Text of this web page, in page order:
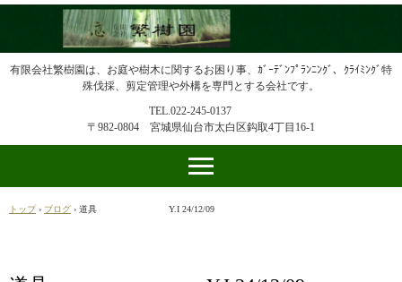
有限会社繁樹園は、お庭や樹木に関するお困り事、ｶﾞｰﾃﾞﾝﾌﾟﾗﾝﾆﾝｸﾞ、ｸﾗｲﾐﾝｸﾞ特
殊伐採、剪定管理や外構を専門とする会社です。
TEL.022-245-0137
〒982-0804 宮城県仙台市太白区鈎取4丁目16-1
トップ › ブログ › 道具 Y.I 24/12/09